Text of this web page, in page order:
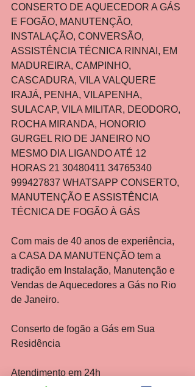
CONSERTO DE AQUECEDOR A GÁS
E FOGÃO, MANUTENÇÃO,
INSTALAÇÃO, CONVERSÃO,
ASSISTÊNCIA TÉCNICA RINNAI, EM
MADUREIRA, CAMPINHO,
CASCADURA, VILA VALQUERE
IRAJÁ, PENHA, VILAPENHA,
SULACAP, VILA MILITAR, DEODORO,
ROCHA MIRANDA, HONORIO
GURGEL RIO DE JANEIRO NO
MESMO DIA LIGANDO ATÉ 12
HORAS 21 30480411 34765340
999427837 WHATSAPP CONSERTO,
MANUTENÇÃO E ASSISTÊNCIA
TÉCNICA DE FOGÃO À GÁS
Com mais de 40 anos de experiência,
a CASA DA MANUTENÇÃO tem a
tradição em Instalação, Manutenção e
Vendas de Aquecedores a Gás no Rio
de Janeiro.
Conserto de fogão a Gás em Sua
Residência
Atendimento em 24h